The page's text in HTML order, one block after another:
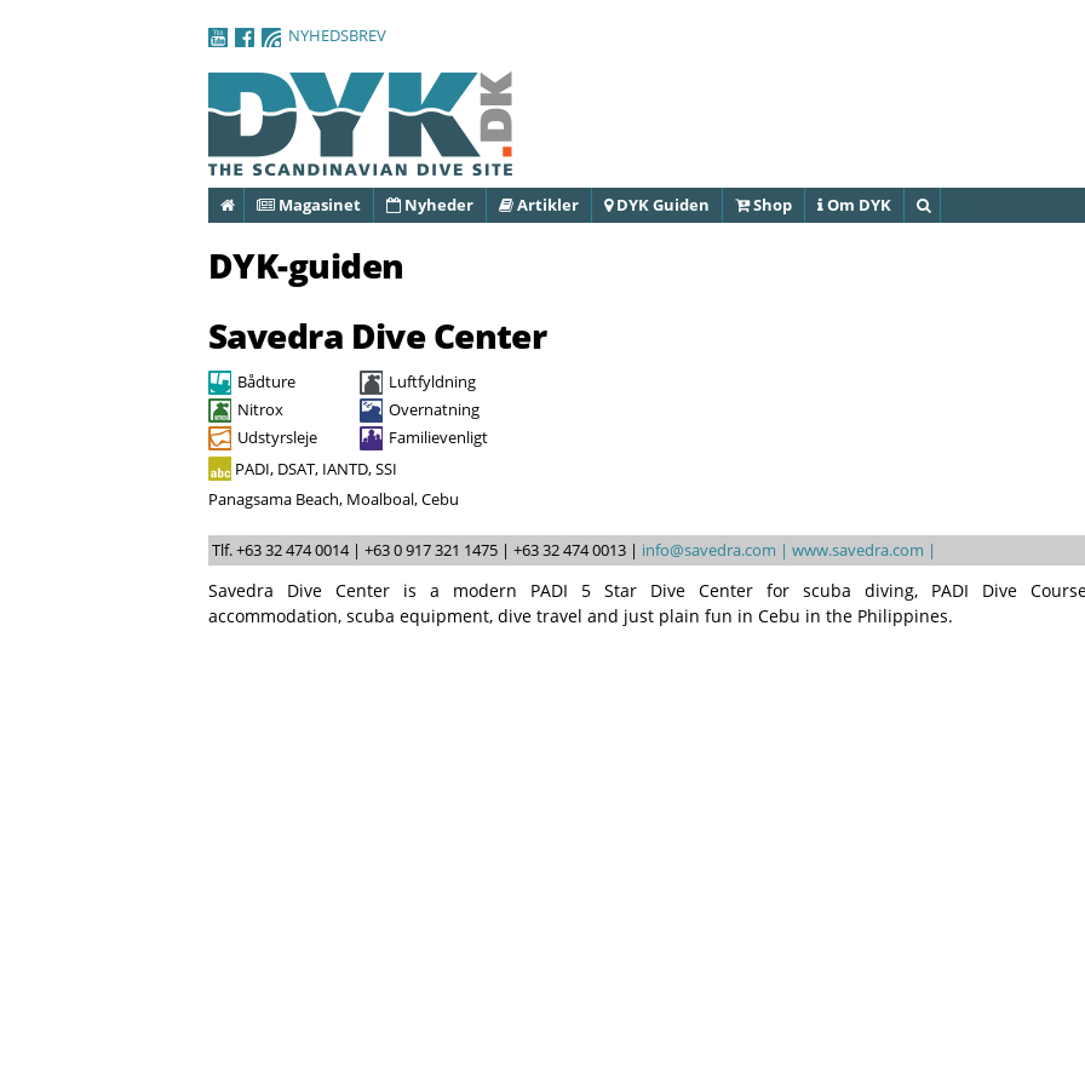
NYHEDSBREV
ForsideMagasinet Nyheder Artikler DYK Guiden Shop Om DYK
DYK-guiden
Savedra Dive Center
Bådture
Luftfyldning
Nitrox
Overnatning
Udstyrsleje
Familievenligt
PADI, DSAT, IANTD, SSI
Panagsama Beach, Moalboal, Cebu
Tlf. +63 32 474 0014 | +63 0 917 321 1475 | +63 32 474 0013 | info@savedra.com | www.savedra.com |
Savedra Dive Center is a modern PADI 5 Star Dive Center for scuba diving, PADI Dive
accommodation, scuba equipment, dive travel and just plain fun in Cebu in the Philippines.